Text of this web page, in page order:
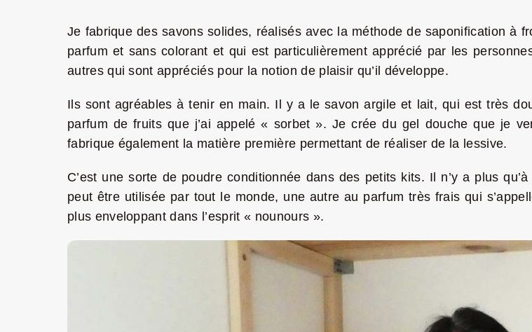
Je fabrique des savons solides, réalisés avec la méthode de saponification à
parfum et sans colorant et qui est particulièrement apprécié par les
autres qui sont appréciés pour la notion de plaisir qu’il développe.
Ils sont agréables à tenir en main. Il y a le savon argile et lait, qui est très
parfum de fruits que j’ai appelé « sorbet ». Je crée du gel douche que je
fabrique également la matière première permettant de réaliser de la lessive.
C’est une sorte de poudre conditionnée dans des petits kits. Il n’y a plus
peut être utilisée par tout le monde, une autre au parfum très frais qui
plus enveloppant dans l’esprit « nounours ».